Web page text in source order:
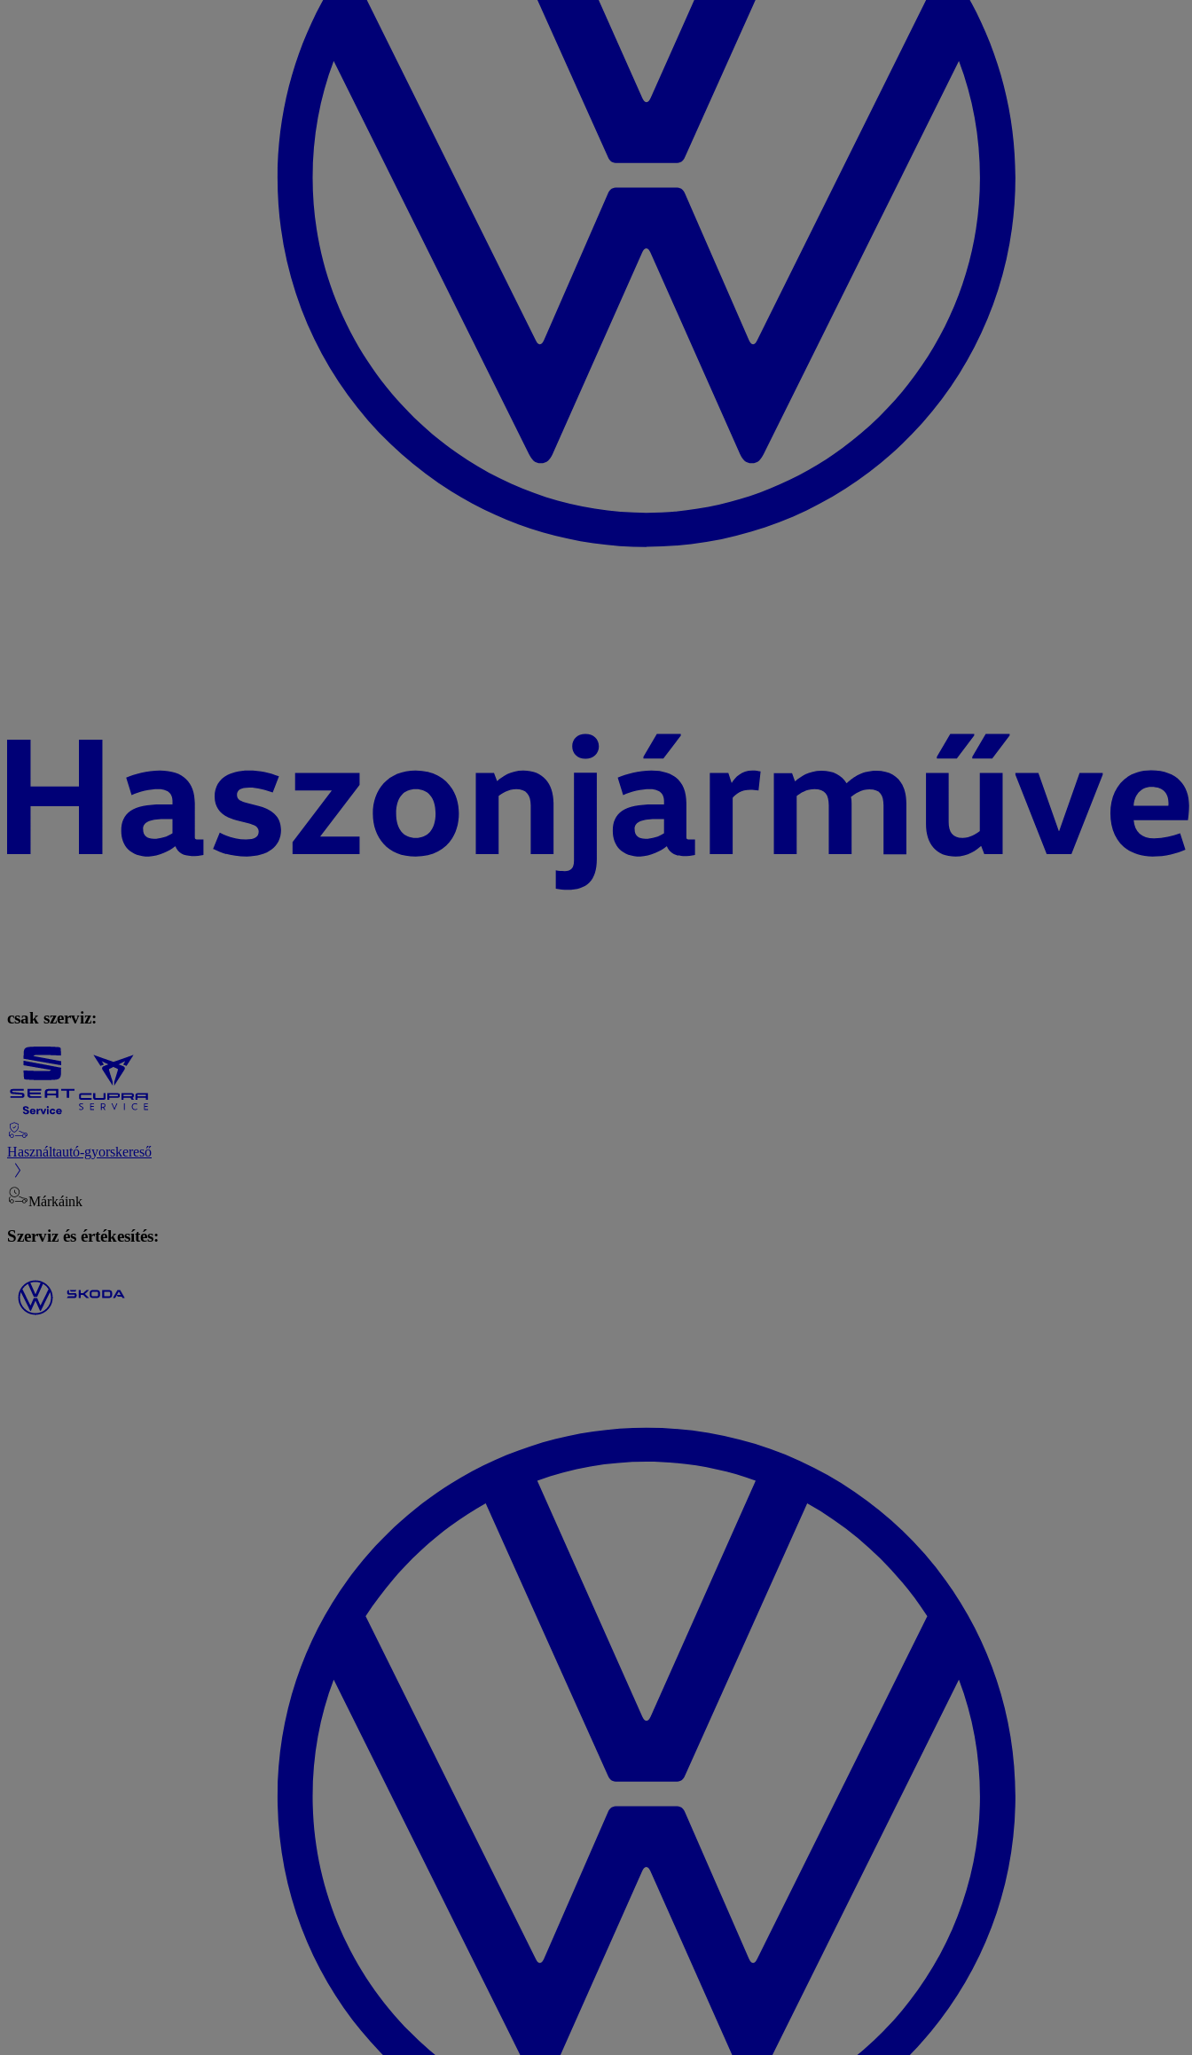
csak szerviz:
Használtautó-gyorskereső
Márkáink
Szerviz és értékesítés: